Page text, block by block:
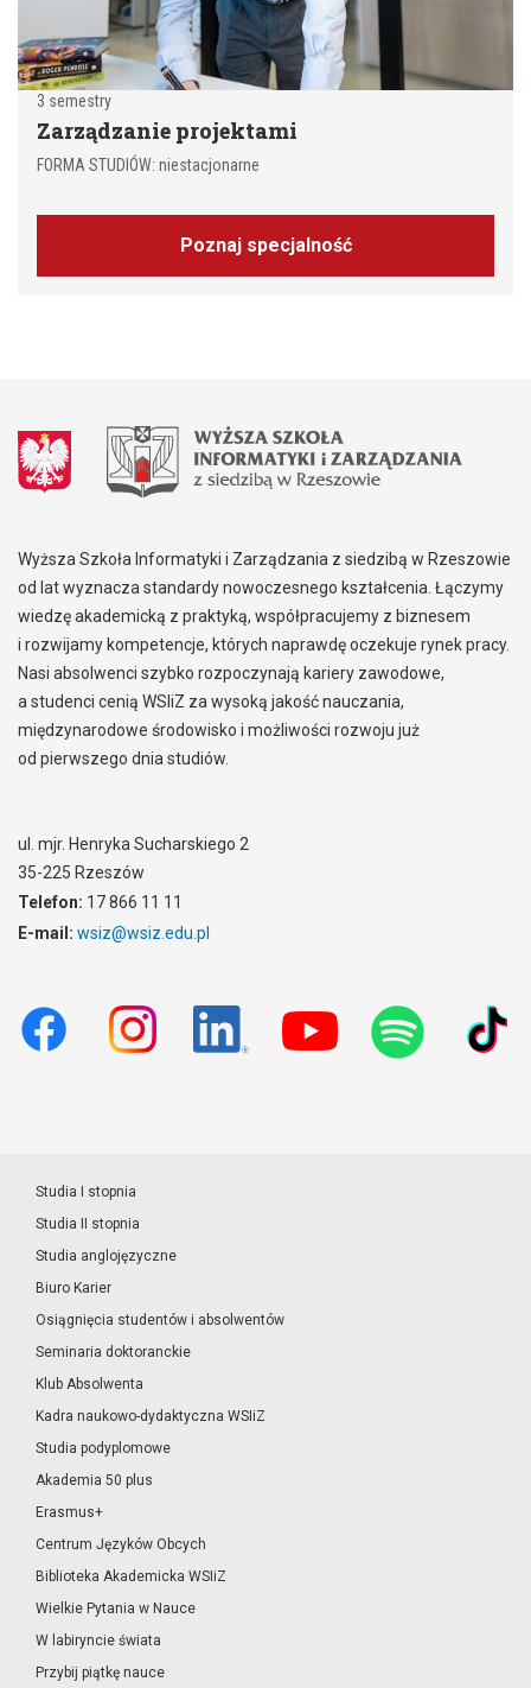
3 semestry
Zarządzanie projektami
FORMA STUDIÓW: niestacjonarne
Poznaj specjalność
Wyższa Szkoła Informatyki i Zarządzania z siedzibą w Rzeszowie
od lat wyznacza standardy nowoczesnego kształcenia. Łączymy
wiedzę akademicką z praktyką, współpracujemy z biznesem
i rozwijamy kompetencje, których naprawdę oczekuje rynek pracy.
Nasi absolwenci szybko rozpoczynają kariery zawodowe,
a studenci cenią WSIiZ za wysoką jakość nauczania,
międzynarodowe środowisko i możliwości rozwoju już
od pierwszego dnia studiów.
ul. mjr. Henryka Sucharskiego 2
35-225 Rzeszów
Telefon: 17 866 11 11
E-mail: wsiz@wsiz.edu.pl
Studia I stopnia
Studia II stopnia
Studia anglojęzyczne
Biuro Karier
Osiągnięcia studentów i absolwentów
Seminaria doktoranckie
Klub Absolwenta
Kadra naukowo-dydaktyczna WSIiZ
Studia podyplomowe
Akademia 50 plus
Erasmus+
Centrum Języków Obcych
Biblioteka Akademicka WSIiZ
Wielkie Pytania w Nauce
W labiryncie świata
Przybij piątkę nauce